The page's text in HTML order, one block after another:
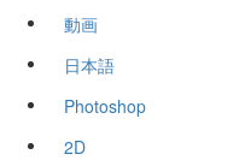
動画
日本語
Photoshop
2D